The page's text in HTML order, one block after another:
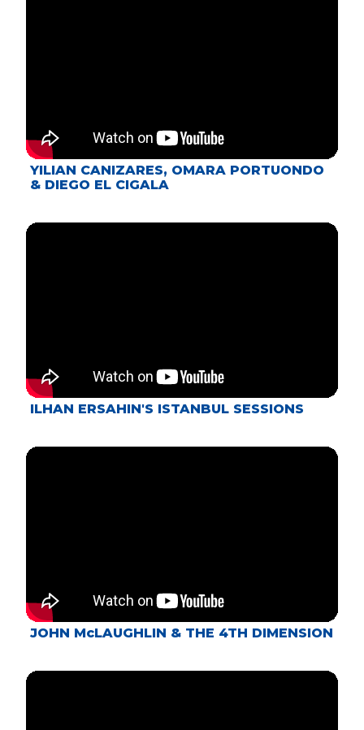
YILIAN CANIZARES, OMARA PORTUONDO
& DIEGO EL CIGALA
ILHAN ERSAHIN'S ISTANBUL SESSIONS
JOHN McLAUGHLIN & THE 4TH DIMENSION